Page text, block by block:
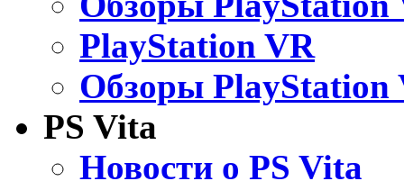
PlayStation VR
Обзоры PlayStation
PS Vita
Новости о PS Vita